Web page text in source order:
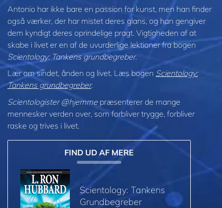
Antonio har ikke bare en passion for kunst, men han finder
også værker, der har mistet deres glans, og han gengiver
dem kyndigt deres oprindelige pragt. Vigtigheden af at
skabe i livet er en af de uvurderlige lektioner fra bogen
Scientology: Tankens grundbegreber.
Lær om sindet, ånden og livet. Læs bogen Scientology:
Tankens grundbegreber.
Scientologister @hjemmepræsenterer de mange
mennesker verden over, som forbliver trygge, forbliver
raske og trives i livet.
FIND UD AF MERE
Scientology: Tankens
Grundbegreber